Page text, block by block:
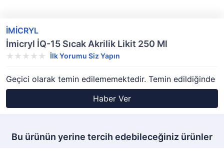
İMİCRYL
İmicryl İQ-15 Sıcak Akrilik Likit 250 Ml
İlk Yorumu Siz Yapın
Geçici olarak temin edilememektedir. Temin edildiğinde
Haber Ver
Bu ürünün yerine tercih edebileceğiniz ürünler